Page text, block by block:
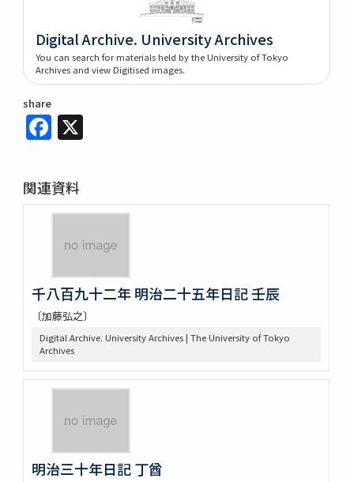
Digital Archive. University Archives
You can search for materials held by the University of Tokyo
Archives and view Digitised images.
share
Facebook
関連資料
千八百九十二年 明治二十五年日記 壬辰
〔加藤弘之〕
Digital Archive. University Archives | The University of Tokyo
Archives
明治三十年日記 丁酋